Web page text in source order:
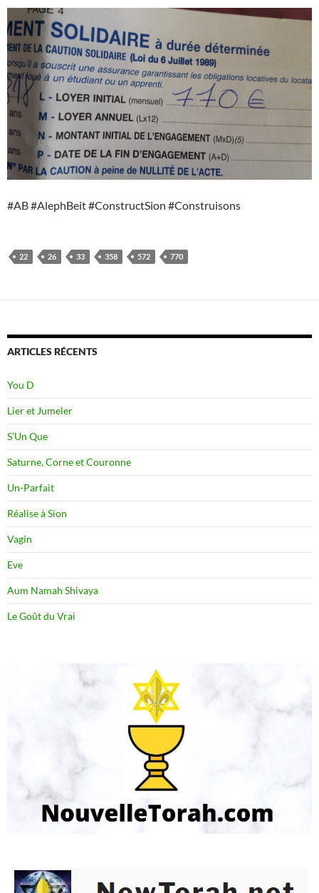
#AB #AlephBeit #ConstructSion #Construisons
22 26 33 358 572 770
ARTICLES RÉCENTS
You D
Lier et Jumeler
S’Un Que
Saturne, Corne et Couronne
Un-Parfait
Réalise à Sion
Vagin
Eve
Aum Namah Shivaya
Le Goût du Vrai